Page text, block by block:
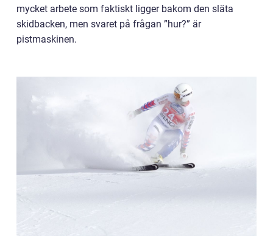
mycket arbete som faktiskt ligger bakom den släta
skidbacken, men svaret på frågan ”hur?” är
pistmaskinen.